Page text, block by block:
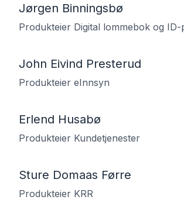
Jørgen Binningsbø
Produkteier Digital lommebok og
John Eivind Presterud
Produkteier eInnsyn
Erlend Husabø
Produkteier Kundetjenester
Sture Domaas Førre
Produkteier KRR